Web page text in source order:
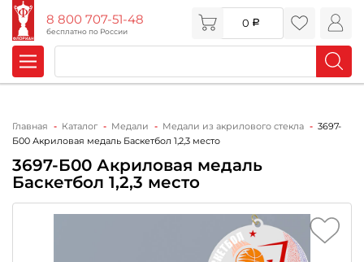
8 800 707-51-48
бесплатно по России
0
Главная Каталог Медали Медали из акрилового стекла
3697-
Б00 Акриловая медаль Баскетбол 1,2,3 место
3697-Б00 Акриловая медаль
Баскетбол 1,2,3 место